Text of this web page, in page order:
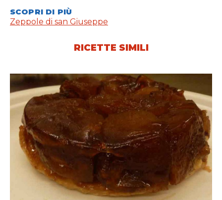
SCOPRI DI PIÙ
Zeppole di san Giuseppe
RICETTE SIMILI